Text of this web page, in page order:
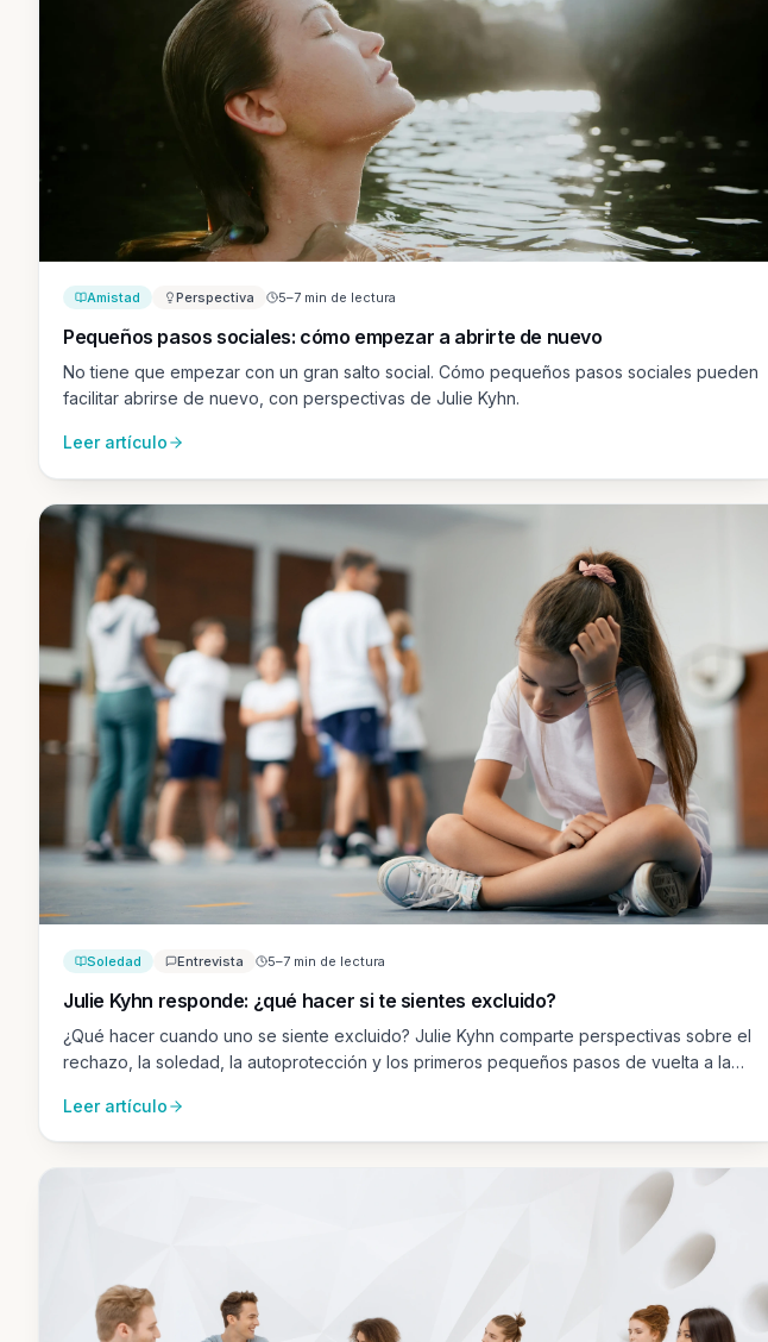
Amistad Perspectiva 5–7 min de lectura
Pequeños pasos sociales: cómo empezar a abrirte de nuevo
No tiene que empezar con un gran salto social. Cómo pequeños pasos sociales pueden
facilitar abrirse de nuevo, con perspectivas de Julie Kyhn.
Leer artículo
Soledad Entrevista 5–7 min de lectura
Julie Kyhn responde: ¿qué hacer si te sientes excluido?
¿Qué hacer cuando uno se siente excluido? Julie Kyhn comparte perspectivas sobre el
rechazo, la soledad, la autoprotección y los primeros pequeños pasos de vuelta a la
Leer artículo